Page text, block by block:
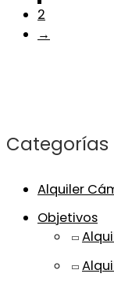
Categorías
Alquiler
Objetivos
2
→